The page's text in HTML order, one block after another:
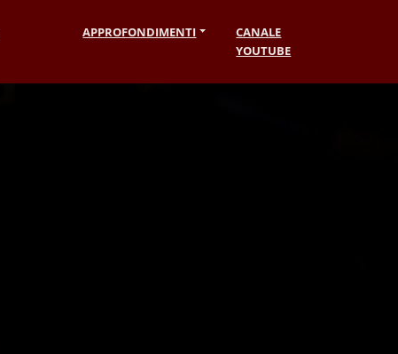
APPROFONDIMENTI
CANALE
YOUTUBE